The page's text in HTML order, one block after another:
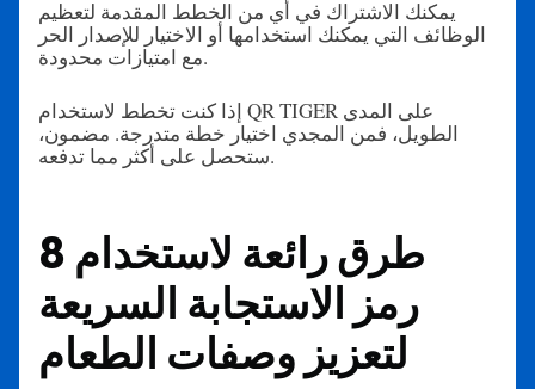
يمكنك الاشتراك في أي من الخطط المقدمة لتعظيم
الوظائف التي يمكنك استخدامها أو الاختيار للإصدار الحر
مع امتيازات محدودة.
إذا كنت تخطط لاستخدام QR TIGER على المدى
الطويل، فمن المجدي اختيار خطة متدرجة. مضمون،
ستحصل على أكثر مما تدفعه.
8 طرق رائعة لاستخدام
رمز الاستجابة السريعة
لتعزيز وصفات الطعام